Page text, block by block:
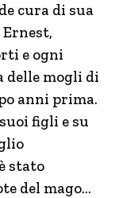
cura di sua
e ogni
delle mogli di
anni prima.
figli e su
stato
del mago…